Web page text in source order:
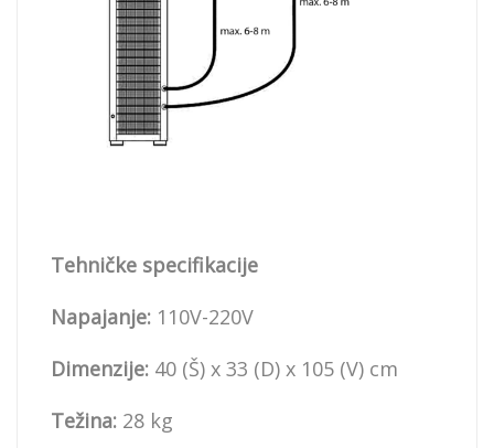
Tehničke specifikacije
Napajanje: 110V-220V
Dimenzije: 40 (Š) x 33 (D) x 105 (V) cm
Težina: 28 kg